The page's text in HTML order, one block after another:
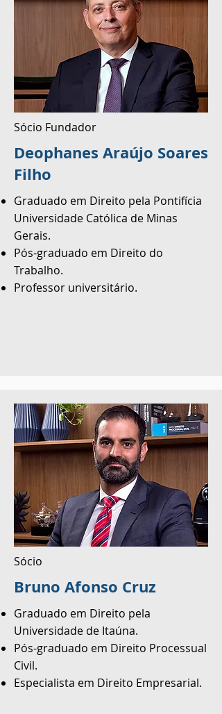
Sócio Fundador
Deophanes Araújo Soares
Filho
Graduado em Direito pela Pontifícia
Universidade Católica de Minas
Gerais.
Pós-graduado em Direito do
Trabalho.
Professor universitário.
Sócio
Bruno Afonso Cruz
Graduado em Direito pela
Universidade de Itaúna.
Pós-graduado em Direito Processual
Civil.
Especialista em Direito Empresarial.